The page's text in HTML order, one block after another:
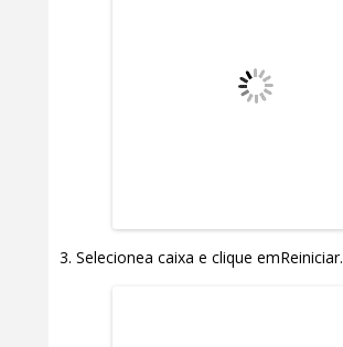
Selecionea caixa e clique emReiniciar.